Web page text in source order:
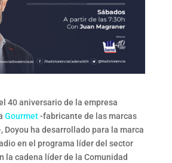
40 aniversario de la empresa
Gourmet-fabricante de las marcas
Doyou ha desarrollado para la marca
en el programa líder del sector
la cadena líder de la Comunidad